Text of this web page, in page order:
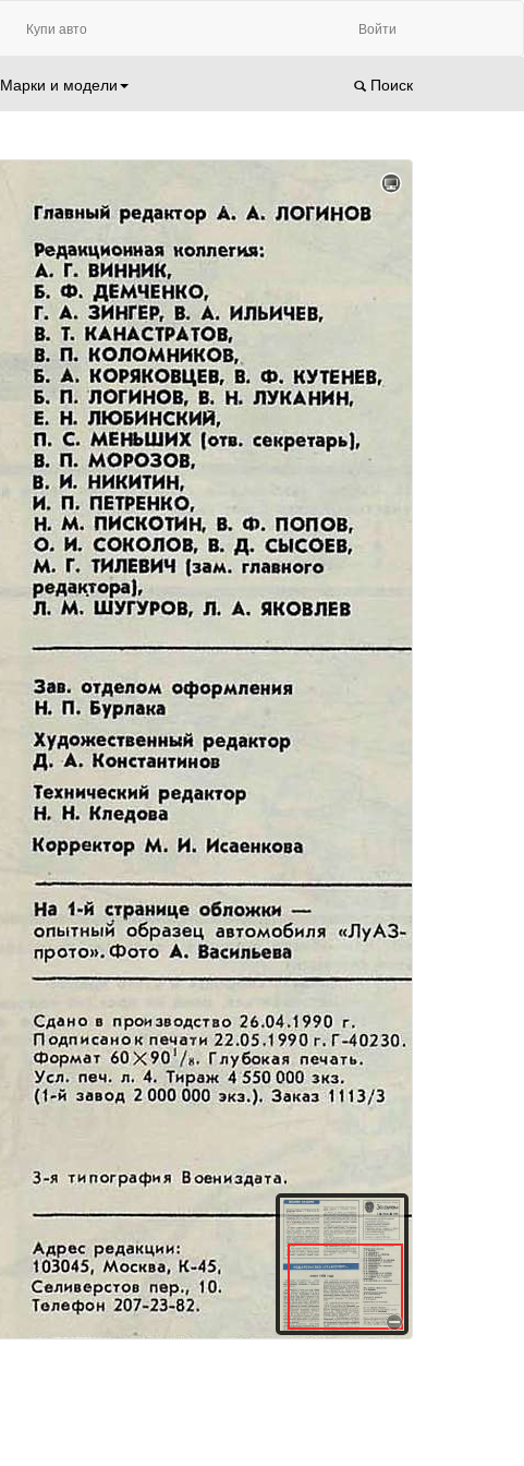
Купи авто Войти
Марки и модели Поиск